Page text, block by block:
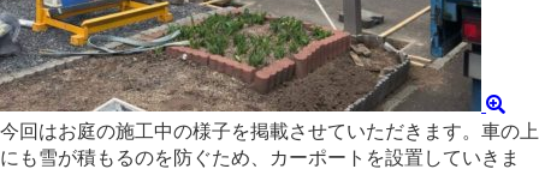
今回はお庭の施工中の様子を掲載させていただきます。車の上
にも雪が積もるのを防ぐため、カーポートを設置していきま